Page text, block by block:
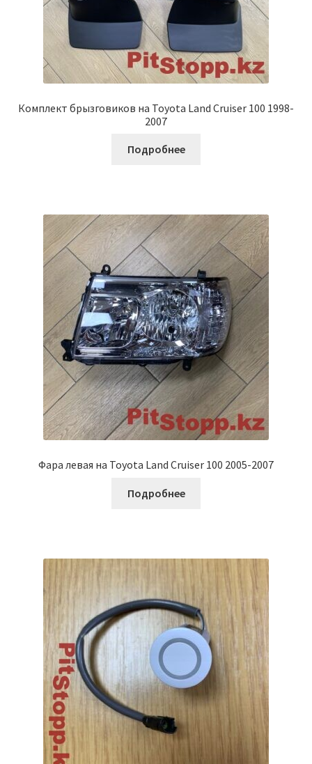
Комплект брызговиков на Toyota Land Cruiser 100 1998-
2007
Подробнее
Фара левая на Toyota Land Cruiser 100 2005-2007
Подробнее